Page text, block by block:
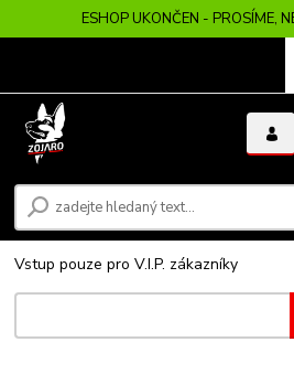
ESHOP UKONČEN - PROSÍME,
Vstup pouze pro V.I.P. zákazníky